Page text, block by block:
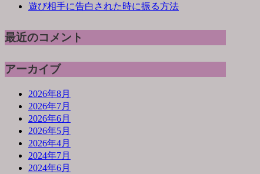
遊び相手に告白された時に振る方法
最近のコメント
アーカイブ
2026年8月
2026年7月
2026年6月
2026年5月
2026年4月
2024年7月
2024年6月